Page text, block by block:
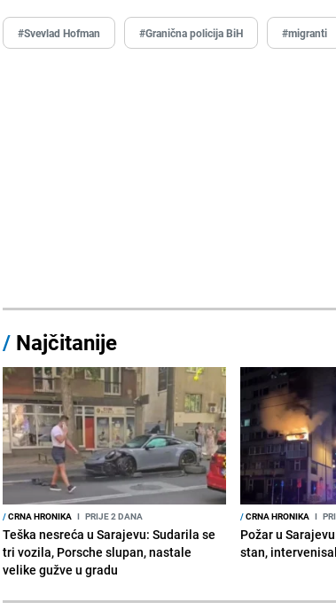
#Svevlad Hofman #Granična policija BiH #migranti
/ Najčitanije
/CRNA HRONIKA I PRIJE 2 DANA
Teška nesreća u Sarajevu: Sudarila se
tri vozila, Porsche slupan, nastale
velike gužve u gradu
/CRNA HRONIKA I
Požar u
stan,